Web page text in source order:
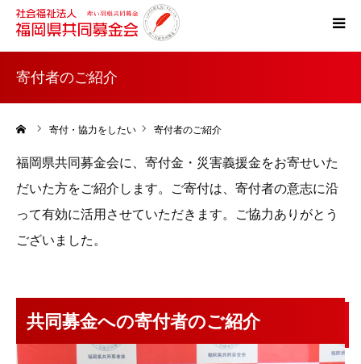
寄付者のご紹介
寄付・協力をしたい 寄付者のご紹介
福岡県共同募金会に、寄付金・災害義援金をお寄せいた
だいた方をご紹介します。ご寄付は、寄付者の意志に沿
って有効に活用させていただきます。ご協力ありがとう
ございました。
共同募金への寄付者のご紹介
ホーム
災害支援
税制上の優遇措置